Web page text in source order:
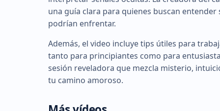
una guía clara para quienes buscan
podrían enfrentar.
Además, el video incluye tips útiles para
tanto para principiantes como para
sesión reveladora que mezcla misterio,
tu camino amoroso.